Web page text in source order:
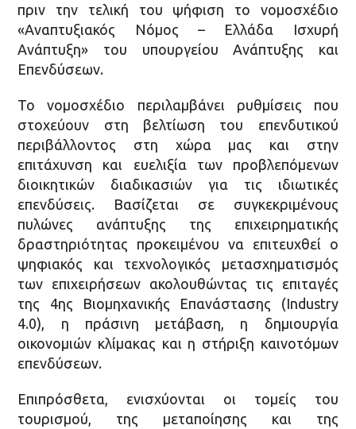
πριν την τελική του ψήφιση το νομοσχέδιο
«Αναπτυξιακός Νόμος – Ελλάδα Ισχυρή
Ανάπτυξη» του υπουργείου Ανάπτυξης και
Επενδύσεων.
Το νομοσχέδιο περιλαμβάνει ρυθμίσεις που
στοχεύουν στη βελτίωση του επενδυτικού
περιβάλλοντος στη χώρα μας και στην
επιτάχυνση και ευελιξία των προβλεπόμενων
διοικητικών διαδικασιών για τις ιδιωτικές
επενδύσεις. Βασίζεται σε συγκεκριμένους
πυλώνες ανάπτυξης της επιχειρηματικής
δραστηριότητας προκειμένου να επιτευχθεί ο
ψηφιακός και τεχνολογικός μετασχηματισμός
των επιχειρήσεων ακολουθώντας τις επιταγές
της 4ης Βιομηχανικής Επανάστασης (Industry
4.0), η πράσινη μετάβαση, η δημιουργία
οικονομιών κλίμακας και η στήριξη καινοτόμων
επενδύσεων.
Επιπρόσθετα, ενισχύονται οι τομείς του
τουρισμού, της μεταποίησης και της